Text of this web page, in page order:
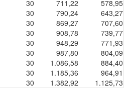
30 711,22
578,95
30 790,24
643,27
30 869,27
707,60
30 908,78
739,77
30 948,29
771,93
30 987,80
804,09
30 1.086,58
884,40
30 1.185,36
964,91
30 1.382,92 1.125,73